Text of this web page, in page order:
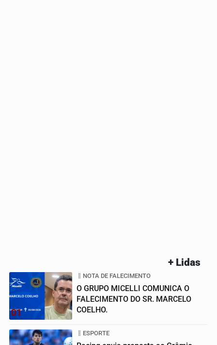
+ Lidas
01
NOTA DE FALECIMENTO
O GRUPO MICELLI COMUNICA O
FALECIMENTO DO SR. MARCELO
COELHO.
ESPORTE